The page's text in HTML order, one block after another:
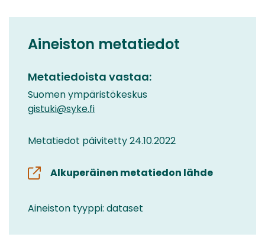
Aineiston metatiedot
Metatiedoista vastaa:
Suomen ympäristökeskus
gistuki@syke.fi
Metatiedot päivitetty 24.10.2022
Alkuperäinen metatiedon lähde
Aineiston tyyppi: dataset